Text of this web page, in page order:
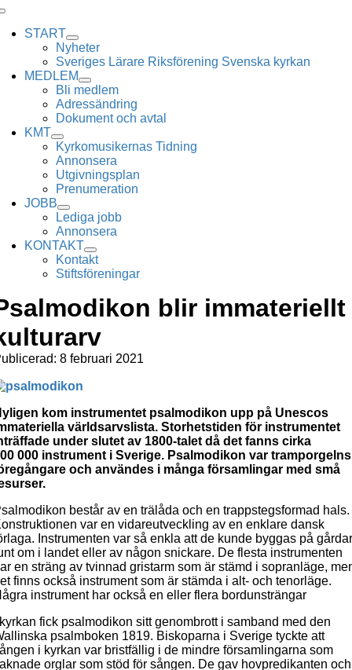
Skip
contentSTART
Nyheter
Sveriges Lärare Riksförening Svenska kyrkan
MEDLEM
Bli medlem
Adressändring
Dokument och avtal
KMT
Kyrkomusikernas Tidning
Annonsera
Utgivningsplan
Prenumeration
JOBB
Lediga jobb
Annonsera
KONTAKT
Kontakt
Stiftsföreningar
blir immateriellt
8 februari 2021
kom instrumentet psalmodikon upp på Unescos
världsarvslista. Storhetstiden för instrumentet
under slutet av 1800-talet då det fanns cirka
000 instrument i Sverige. Psalmodikon var tramporgelns
och användes i många församlingar med små
består av en trälåda och en trappstegsformad hals.
var en vidareutveckling av en enklare dansk
Instrumenten var så enkla att de kunde byggas på
om i landet eller av någon snickare. De flesta instrumenten
en sträng av tvinnad gristarm som är stämd i sopranläge,
finns också instrument som är stämda i alt- och tenorläge.
instrument har också en eller flera bordunsträngar
fick psalmodikon sitt genombrott i samband med den
psalmboken 1819. Biskoparna i Sverige tyckte att
i kyrkan var bristfällig i de mindre församlingarna som
orglar som stöd för sången. De gav hovpredikanten och